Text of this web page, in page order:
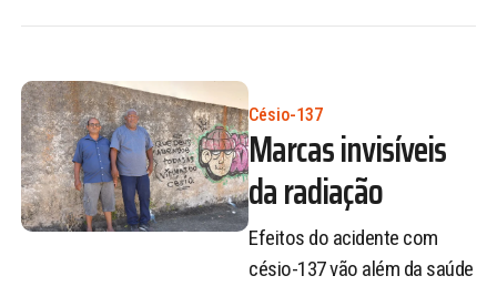
Césio-137
Marcas invisíveis
da radiação
Efeitos do acidente com
césio-137 vão além da saúde